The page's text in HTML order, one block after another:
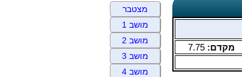
מקדם: 7.75
מצטבר
מושב 1
מושב 2
מושב 3
מושב 4